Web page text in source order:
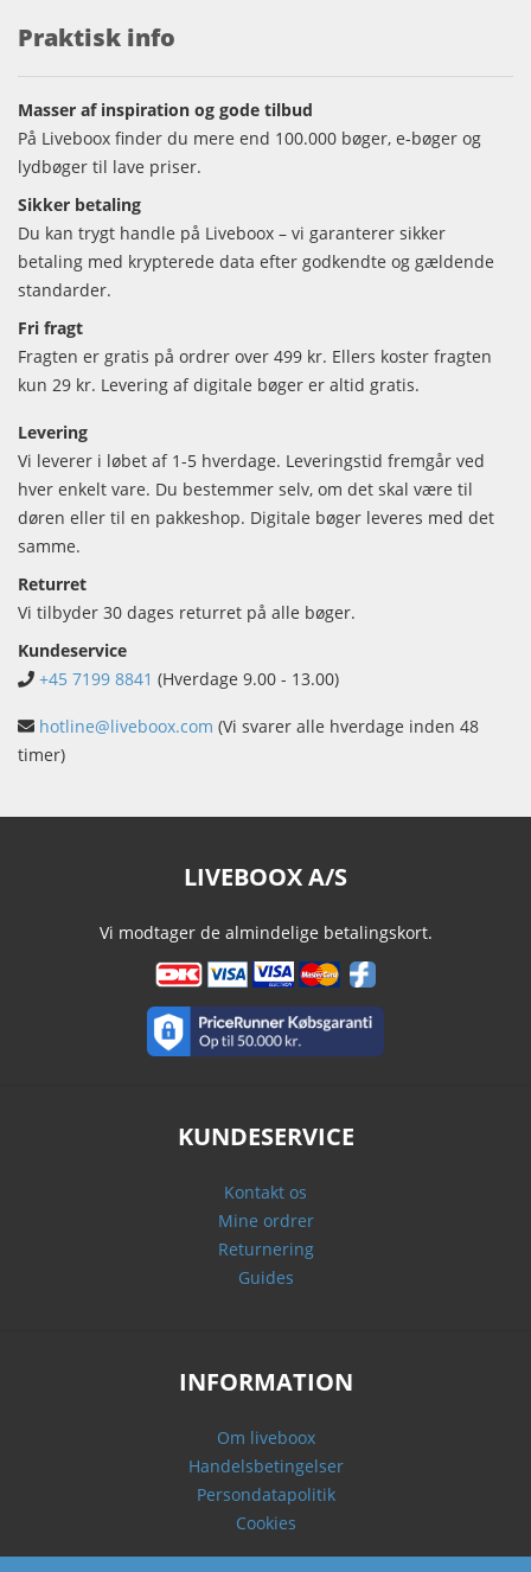
Praktisk info
Masser af inspiration og gode tilbud
På Liveboox finder du mere end 100.000 bøger, e-bøger og
lydbøger til lave priser.
Sikker betaling
Du kan trygt handle på Liveboox – vi garanterer sikker
betaling med krypterede data efter godkendte og gældende
standarder.
Fri fragt
Fragten er gratis på ordrer over 499 kr. Ellers koster fragten
kun 29 kr. Levering af digitale bøger er altid gratis.
Levering
Vi leverer i løbet af 1-5 hverdage. Leveringstid fremgår ved
hver enkelt vare. Du bestemmer selv, om det skal være til
døren eller til en pakkeshop. Digitale bøger leveres med det
samme.
Returret
Vi tilbyder 30 dages returret på alle bøger.
Kundeservice
+45 7199 8841 (Hverdage 9.00 - 13.00)
hotline@liveboox.com (Vi svarer alle hverdage inden 48
timer)
LIVEBOOX A/S
Vi modtager de almindelige betalingskort.
KUNDESERVICE
Kontakt os
Mine ordrer
Returnering
Guides
INFORMATION
Om liveboox
Handelsbetingelser
Persondatapolitik
Cookies